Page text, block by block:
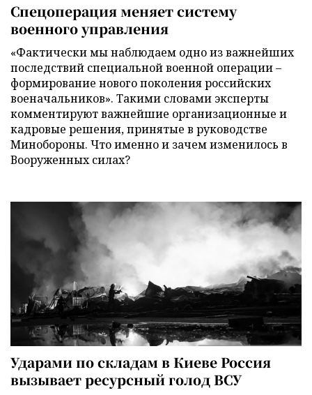
Спецоперация меняет систему
военного управления
«Фактически мы наблюдаем одно из важнейших
последствий специальной военной операции –
формирование нового поколения российских
военачальников». Такими словами эксперты
комментируют важнейшие организационные и
кадровые решения, принятые в руководстве
Минобороны. Что именно и зачем изменилось в
Вооруженных силах?
Ударами по складам в Киеве Россия
вызывает ресурсный голод ВСУ